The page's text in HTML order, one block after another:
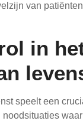
van
in
speelt een